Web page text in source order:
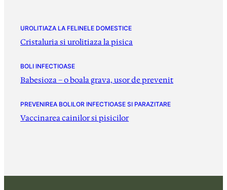
UROLITIAZA LA FELINELE DOMESTICE
Cristaluria si urolitiaza la pisica
BOLI INFECTIOASE
Babesioza – o boala grava, usor de prevenit
PREVENIREA BOLILOR INFECTIOASE SI PARAZITARE
Vaccinarea cainilor si pisicilor